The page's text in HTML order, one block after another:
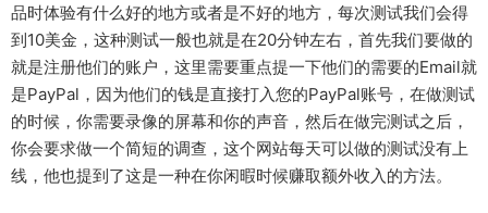
品时体验有什么好的地方或者是不好的地方，每次测试我们会得
到10美金，这种测试一般也就是在20分钟左右，首先我们要做的
就是注册他们的账户，这里需要重点提一下他们的需要的Email就
是PayPal，因为他们的钱是直接打入您的PayPal账号，在做测试
的时候，你需要录像的屏幕和你的声音，然后在做完测试之后，
你会要求做一个简短的调查，这个网站每天可以做的测试没有上
线，他也提到了这是一种在你闲暇时候赚取额外收入的方法。